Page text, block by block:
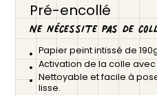
Pré-encollé
Ne nécessite pas de
Papier peint intissé de
Activation de la colle avec
Nettoyable et facile à
lisse.